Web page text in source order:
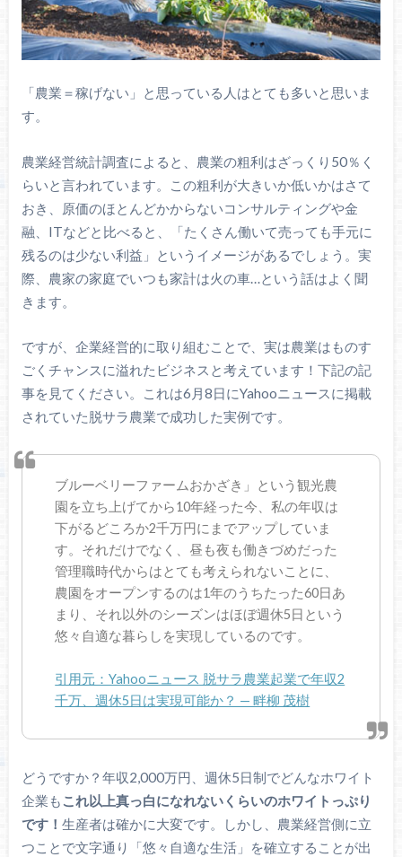
「農業＝稼げない」と思っている人はとても多いと思いま
す。
農業経営統計調査によると、農業の粗利はざっくり50％く
らいと言われています。この粗利が大きいか低いかはさて
おき、原価のほとんどかからないコンサルティングや金
融、ITなどと比べると、「たくさん働いて売っても手元に
残るのは少ない利益」というイメージがあるでしょう。実
際、農家の家庭でいつも家計は火の車…という話はよく聞
きます。
ですが、企業経営的に取り組むことで、実は農業はものす
ごくチャンスに溢れたビジネスと考えています！下記の記
事を見てください。これは6月8日にYahooニュースに掲載
されていた脱サラ農業で成功した実例です。
ブルーベリーファームおかざき」という観光農
園を立ち上げてから10年経った今、私の年収は
下がるどころか2千万円にまでアップしていま
す。それだけでなく、昼も夜も働きづめだった
管理職時代からはとても考えられないことに、
農園をオープンするのは1年のうちたった60日あ
まり、それ以外のシーズンはほぼ週休5日という
悠々自適な暮らしを実現しているのです。
引用元：Yahooニュース 脱サラ農業起業で年収2
千万、週休5日は実現可能か？ — 畔柳 茂樹
どうですか？年収2,000万円、週休5日制でどんなホワイト
企業もこれ以上真っ白になれないくらいのホワイトっぷり
です！ 生産者は確かに大変です。しかし、農業経営側に立
つことで文字通り「悠々自適な生活」を確立することが出